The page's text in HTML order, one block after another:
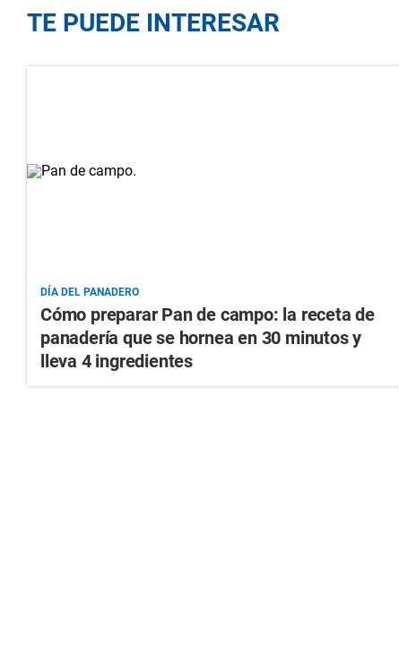
TE PUEDE INTERESAR
DÍA DEL PANADERO
Cómo preparar Pan de campo: la receta de
panadería que se hornea en 30 minutos y
lleva 4 ingredientes